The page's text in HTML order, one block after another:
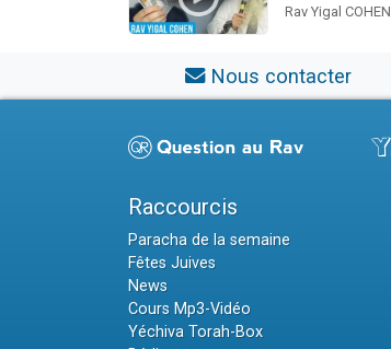
Rav Yigal COHEN
Nous contacter
Raccourcis
Paracha de la semaine
Fêtes Juives
News
Cours Mp3-Vidéo
Yéchiva Torah-Box